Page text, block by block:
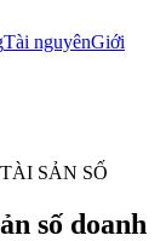
Tài nguyênGiới
SẢN SỐ
số doanh